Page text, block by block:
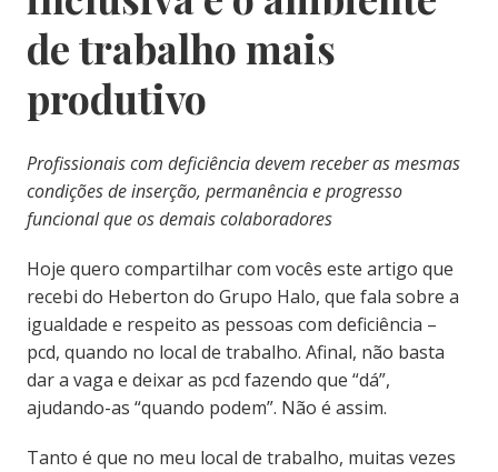
de trabalho mais
produtivo
Profissionais com deficiência devem receber as mesmas
condições de inserção, permanência e progresso
funcional que os demais colaboradores
Hoje quero compartilhar com vocês este artigo que
recebi do Heberton do Grupo Halo, que fala sobre a
igualdade e respeito as pessoas com deficiência –
pcd, quando no local de trabalho. Afinal, não basta
dar a vaga e deixar as pcd fazendo que “dá”,
ajudando-as “quando podem”. Não é assim.
Tanto é que no meu local de trabalho, muitas vezes